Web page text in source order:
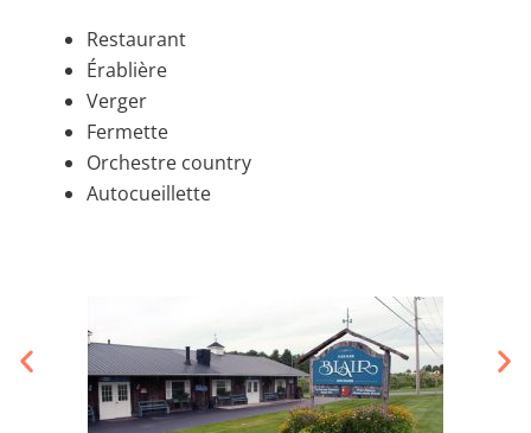
Restaurant
Érablière
Verger
Fermette
Orchestre country
Autocueillette